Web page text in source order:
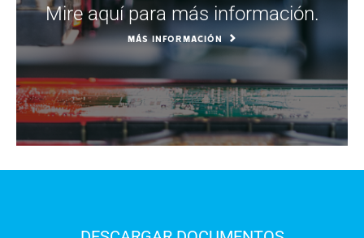
Mire aquí para más información.
MÁS INFORMACIÓN